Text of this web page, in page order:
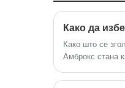
Како што се
Амброкс стана
двојните